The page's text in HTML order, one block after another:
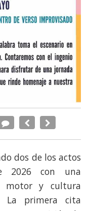
dos de los actos
2026 con una
motor y cultura
primera cita